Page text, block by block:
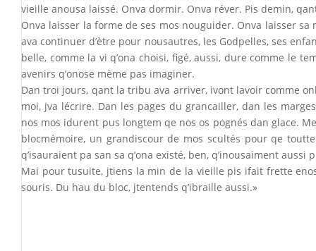
vieille anousa laissé. Onva dormir. Onva réver. Pis demin,
Onva laisser la forme de ses mos nouguider. Onva laisser
ava continuer d’ètre pour nousautres, les Godpelles, ses
belle, comme la vi q’ona choisi, figé, aussi, dure comme le
avenirs q’onose mème pas imaginer.
Dan troi jours, qant la tribu ava arriver, ivont lavoir comme
moi, jva lécrire. Dan les pages du grancailler, dan les
nos mos idurent pus longtem qe nos os pognés dan glace.
blocmémoire, un grandiscour de mos scultés pour qe
q’isauraient pa san sa q’ona existé, ben, q’inousaiment
Mai pour tusuite, jtiens la min de la vieille pis ifait frette
souris. Du hau du bloc, jtentends q’ibraille aussi.»